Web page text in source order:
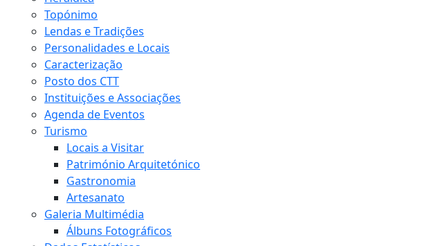
Topónimo
Lendas e Tradições
Personalidades e Locais
Caracterização
Posto dos CTT
Instituições e Associações
Agenda de Eventos
Turismo
Locais a Visitar
Património Arquitetónico
Gastronomia
Artesanato
Galeria Multimédia
Álbuns Fotográficos